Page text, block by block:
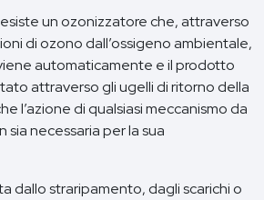
un ozonizzatore che, attraverso
di ozono dall’ossigeno ambientale,
automaticamente e il prodotto
attraverso gli ugelli di ritorno della
l’azione di qualsiasi meccanismo da
necessaria per la sua
dallo straripamento, dagli scarichi o